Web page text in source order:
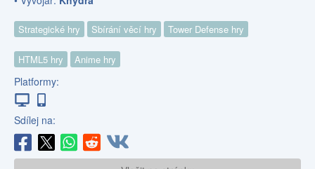
Strategické hry Sbírání věcí hry Tower Defense hry
HTML5 hry Anime hry
Platformy:
Sdílej na: